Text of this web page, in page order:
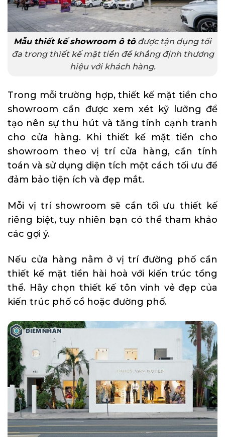
Mẫu thiết kế showroom ô tôđược tận dụng tối
đa trong thiết kế mặt tiền để khẳng định thương
hiệu với khách hàng.
Trong mỗi trường hợp, thiết kế mặt tiền cho
showroom cần được xem xét kỹ lưỡng để
tạo nên sự thu hút và tăng tính cạnh tranh
cho cửa hàng. Khi thiết kế mặt tiền cho
showroom theo vị trí cửa hàng, cần tính
toán và sử dụng diện tích một cách tối ưu để
đảm bảo tiện ích và đẹp mắt.
Mỗi vị trí showroom sẽ cần tối ưu thiết kế
riêng biệt, tuy nhiên bạn có thể tham khảo
các gợi ý.
Nếu cửa hàng nằm ở vị trí đường phố cần
thiết kế mặt tiền hài hoà với kiến trúc tổng
thể. Hãy chọn thiết kế tôn vinh vẻ đẹp của
kiến trúc phố cổ hoặc đường phố.